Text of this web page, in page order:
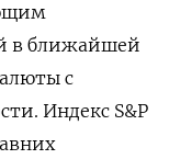
в ближайшей
с
Индекс S&P